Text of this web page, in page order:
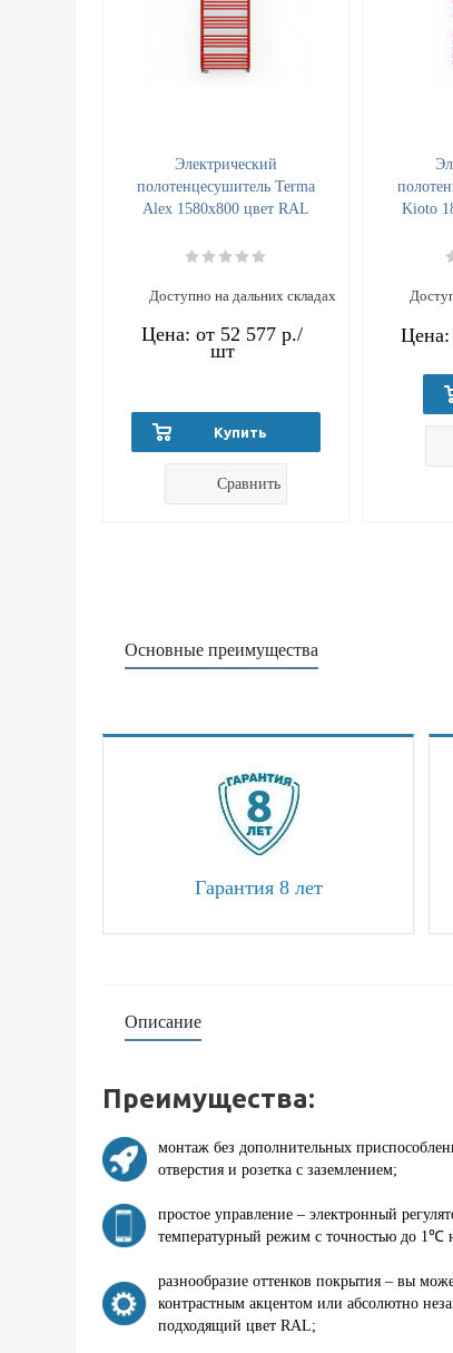
Электрический
полотенцесушитель Terma
Alex 1580x800 цвет RAL
Доступно на дальних складах
Цена: от 52 577 р./
шт
Купить
Сравнить
Kioto
Цена:
Основные преимущества
Гарантия 8 лет
Описание
Преимущества:
монтаж без дополнительных
отверстия и розетка с заземлением;
простое управление – электронный
температурный режим с точностью до
разнообразие оттенков покрытия – вы
контрастным акцентом или абсолютно
подходящий цвет RAL;